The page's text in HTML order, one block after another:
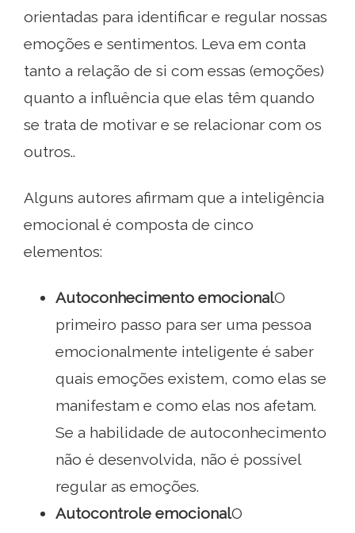
orientadas para identificar e regular nossas
emoções e sentimentos. Leva em conta
tanto a relação de si com essas (emoções)
quanto a influência que elas têm quando
se trata de motivar e se relacionar com os
outros..
Alguns autores afirmam que a inteligência
emocional é composta de cinco
elementos:
Autoconhecimento emocionalO
primeiro passo para ser uma pessoa
emocionalmente inteligente é saber
quais emoções existem, como elas se
manifestam e como elas nos afetam.
Se a habilidade de autoconhecimento
não é desenvolvida, não é possível
regular as emoções.
Autocontrole emocionalO